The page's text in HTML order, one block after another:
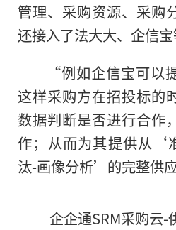
管理、采购资源、采购
还接入了法大大、企信宝
“例如企信宝可以
这样采购方在招投标的
数据判断是否进行合作
作；从而为其提供从‘
汰-画像分析’的完整供
企企通SRM采购云